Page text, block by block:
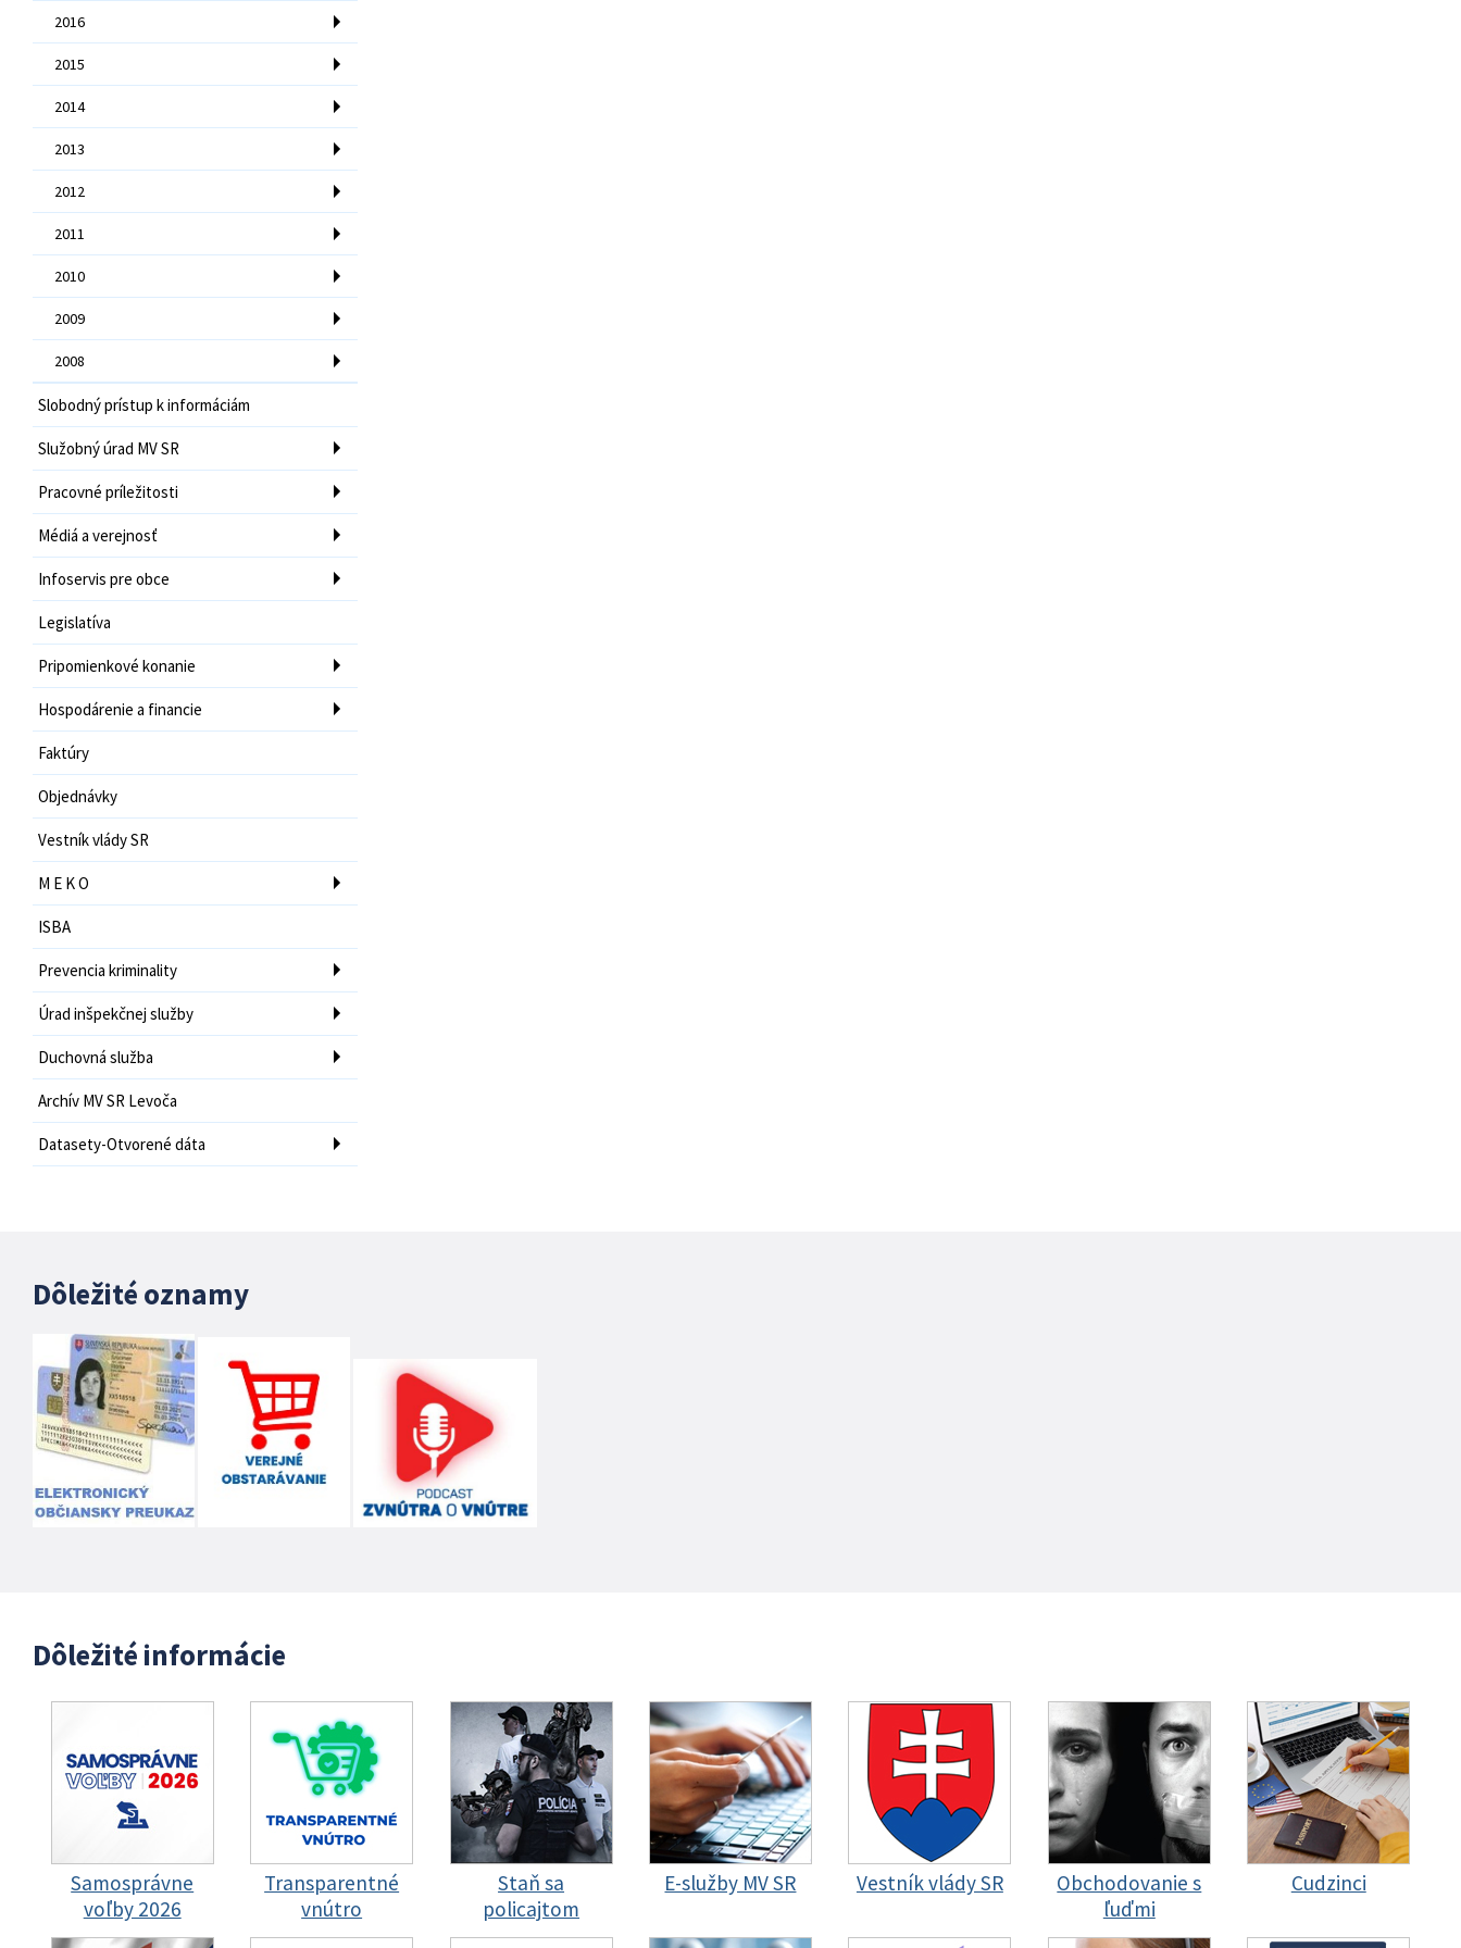
2016
2015
2014
2013
2012
2011
2010
2009
2008
Slobodný prístup k informáciám
Služobný úrad MV SR
Pracovné príležitosti
Médiá a verejnosť
Infoservis pre obce
Legislatíva
Pripomienkové konanie
Hospodárenie a financie
Faktúry
Objednávky
Vestník vlády SR
M E K O
ISBA
Prevencia kriminality
Úrad inšpekčnej služby
Duchovná služba
Archív MV SR Levoča
Datasety-Otvorené dáta
Dôležité oznamy
Dôležité informácie
Samosprávne
voľby 2026
Transparentné
vnútro
Staň sa
policajtom
E-služby MV SR Vestník vlády SR
Obchodovanie s
ľuďmi
Cudzinci